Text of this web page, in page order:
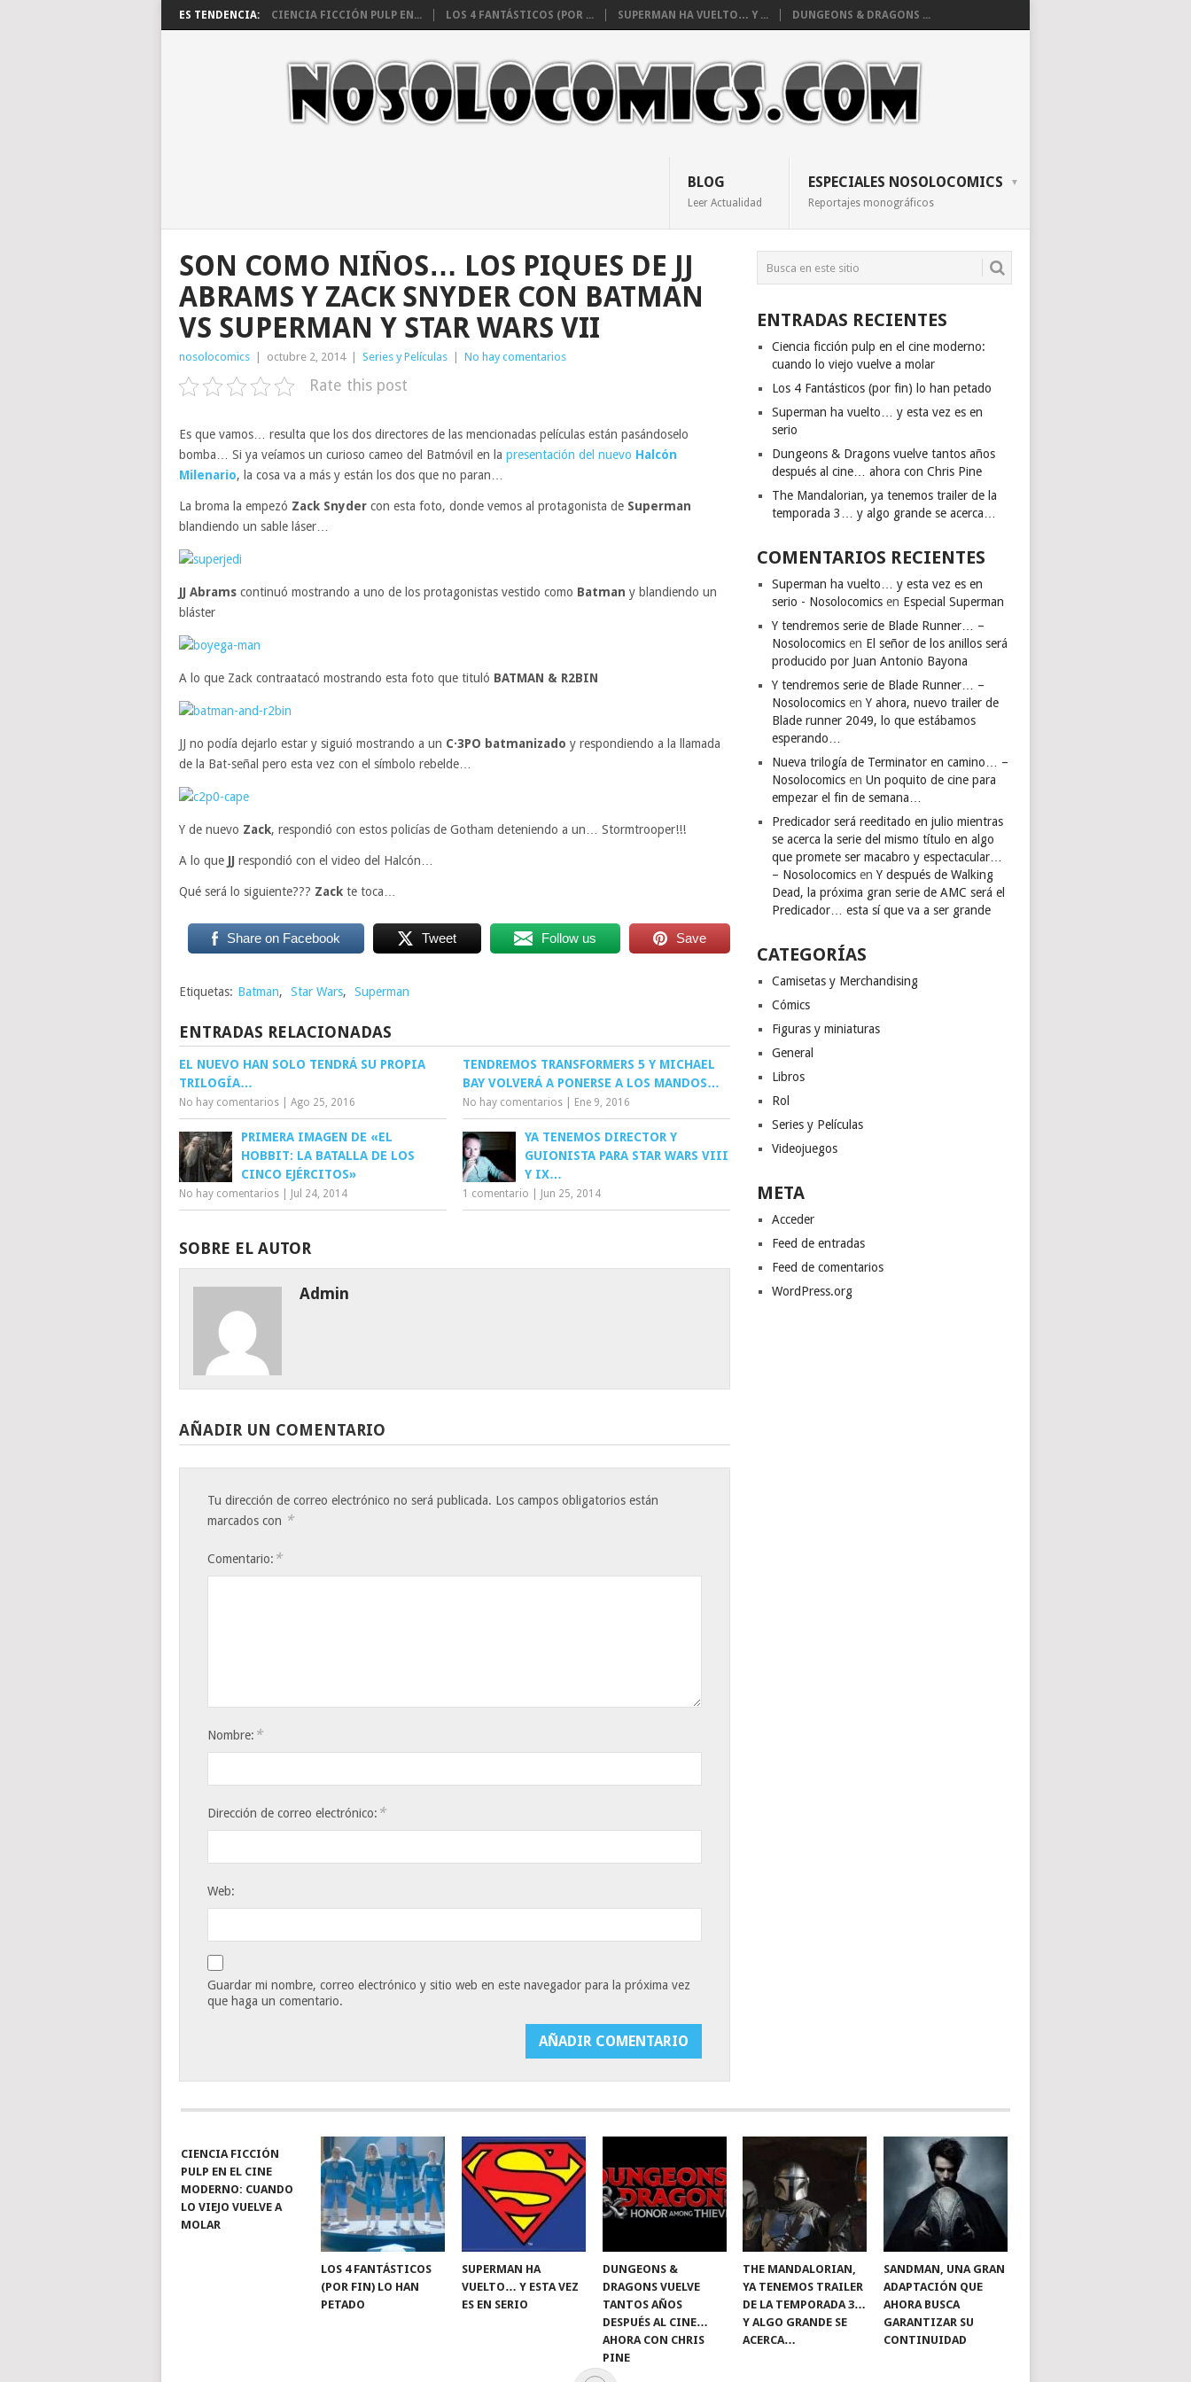
ES TENDENCIA: CIENCIA FICCIÓN PULP EN... LOS 4 FANTÁSTICOS (POR ... SUPERMAN HA VUELTO… Y ... DUNGEONS & DRAGONS ...
BLOG
Leer Actualidad
ESPECIALES NOSOLOCOMICS
Reportajes monográficos
SON COMO NIÑOS… LOS PIQUES DE JJ
ABRAMS Y ZACK SNYDER CON BATMAN
VS SUPERMAN Y STAR WARS VII
nosolocomics octubre 2, 2014 Series y Películas No hay comentarios
Rate this post
Es que vamos… resulta que los dos directores de las mencionadas películas están pasándoselo
bomba… Si ya veíamos un curioso cameo del Batmóvil en la presentación del nuevo Halcón
Milenario, la cosa va a más y están los dos que no paran…
La broma la empezó Zack Snyder con esta foto, donde vemos al protagonista de Superman
blandiendo un sable láser…
JJ Abrams continuó mostrando a uno de los protagonistas vestido como Batman y blandiendo un
bláster
A lo que Zack contraatacó mostrando esta foto que tituló BATMAN & R2BIN
JJ no podía dejarlo estar y siguió mostrando a un C·3PO batmanizado y respondiendo a la llamada
de la Bat-señal pero esta vez con el símbolo rebelde…
Y de nuevo Zack, respondió con estos policías de Gotham deteniendo a un… Stormtrooper!!!
A lo que JJ respondió con el video del Halcón…
Qué será lo siguiente??? Zack te toca…
Share on Facebook Tweet Follow us Save
Etiquetas: Batman, Star Wars, Superman
ENTRADAS RELACIONADAS
EL NUEVO HAN SOLO TENDRÁ SU PROPIA
TRILOGÍA…
No hay comentarios Ago 25, 2016
TENDREMOS TRANSFORMERS 5 Y MICHAEL
BAY VOLVERÁ A PONERSE A LOS MANDOS…
No hay comentarios Ene 9, 2016
PRIMERA IMAGEN DE «EL
HOBBIT: LA BATALLA DE LOS
CINCO EJÉRCITOS»
No hay comentarios Jul 24, 2014
YA TENEMOS DIRECTOR Y
GUIONISTA PARA STAR WARS VIII
Y IX…
1 comentario Jun 25, 2014
SOBRE EL AUTOR
Admin
AÑADIR UN COMENTARIO
Tu dirección de correo electrónico no será publicada. Los campos obligatorios están
marcados con *
Comentario: *
Nombre: *
Dirección de correo electrónico: *
Web:
Guardar mi nombre, correo electrónico y sitio web en este navegador para la próxima vez
que haga un comentario.
ENTRADAS RECIENTES
Ciencia ficción pulp en el cine moderno:
cuando lo viejo vuelve a molar
Los 4 Fantásticos (por fin) lo han petado
Superman ha vuelto… y esta vez es en
serio
Dungeons & Dragons vuelve tantos años
después al cine… ahora con Chris Pine
The Mandalorian, ya tenemos trailer de la
temporada 3… y algo grande se acerca…
COMENTARIOS RECIENTES
Superman ha vuelto… y esta vez es en
serio - Nosolocomics en Especial Superman
Y tendremos serie de Blade Runner… –
Nosolocomics en El señor de los anillos será
producido por Juan Antonio Bayona
Y tendremos serie de Blade Runner… –
Nosolocomics enY ahora, nuevo trailer de
Blade runner 2049, lo que estábamos
esperando…
Nueva trilogía de Terminator en camino… –
Nosolocomics enUn poquito de cine para
empezar el fin de semana…
Predicador será reeditado en julio mientras
se acerca la serie del mismo título en algo
que promete ser macabro y espectacular…
– Nosolocomics enY después de Walking
Dead, la próxima gran serie de AMC será el
Predicador… esta sí que va a ser grande
CATEGORÍAS
Camisetas y Merchandising
Cómics
Figuras y miniaturas
General
Libros
Rol
Series y Películas
Videojuegos
META
Acceder
Feed de entradas
Feed de comentarios
WordPress.org
CIENCIA FICCIÓN
PULP EN EL CINE
MODERNO: CUANDO
LO VIEJO VUELVE A
MOLAR
LOS 4 FANTÁSTICOS
(POR FIN) LO HAN
PETADO
SUPERMAN HA
VUELTO… Y ESTA VEZ
ES EN SERIO
DUNGEONS &
DRAGONS VUELVE
TANTOS AÑOS
DESPUÉS AL CINE…
AHORA CON CHRIS
PINE
THE MANDALORIAN,
YA TENEMOS TRAILER
DE LA TEMPORADA 3…
Y ALGO GRANDE SE
ACERCA…
SANDMAN, UNA GRAN
ADAPTACIÓN QUE
AHORA BUSCA
GARANTIZAR SU
CONTINUIDAD